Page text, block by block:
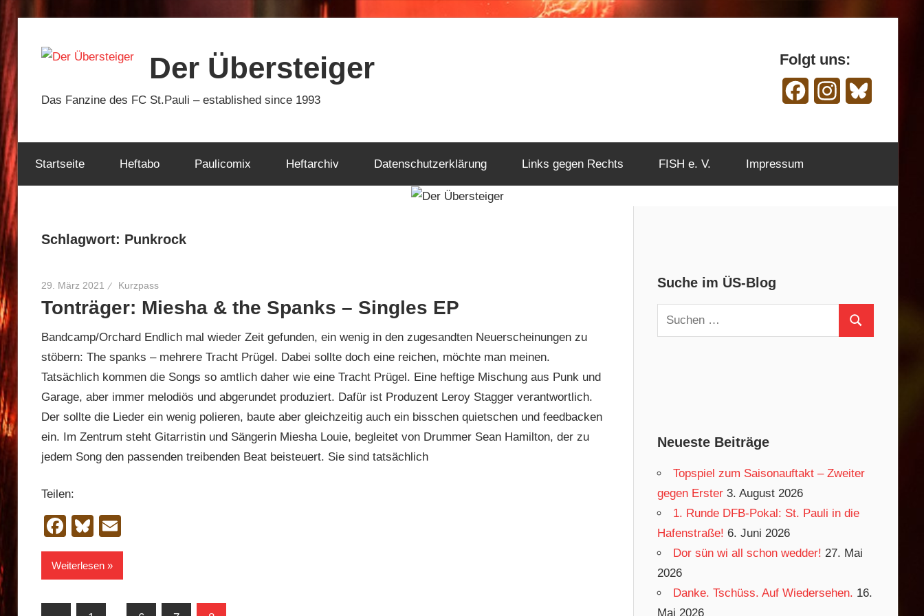
Inhalt
Der Übersteiger
Das Fanzine des FC St.Pauli – established since 1993
Folgt uns:
FacebookInstagram
Startseite Heftabo Paulicomix Heftarchiv Datenschutzerklärung Links gegen Rechts FISH e. V. Impressum
Schlagwort: Punkrock
29. März 2021 Kurzpass
Tonträger: Miesha & the Spanks – Singles EP
Bandcamp/Orchard Endlich mal wieder Zeit gefunden, ein wenig in den zugesandten Neuerscheinungen zu
stöbern: The spanks – mehrere Tracht Prügel. Dabei sollte doch eine reichen, möchte man meinen.
Tatsächlich kommen die Songs so amtlich daher wie eine Tracht Prügel. Eine heftige Mischung aus Punk und
Garage, aber immer melodiös und abgerundet produziert. Dafür ist Produzent Leroy Stagger verantwortlich.
Der sollte die Lieder ein wenig polieren, baute aber gleichzeitig auch ein bisschen quietschen und feedbacken
ein. Im Zentrum steht Gitarristin und Sängerin Miesha Louie, begleitet von Drummer Sean Hamilton, der zu
jedem Song den passenden treibenden Beat beisteuert. Sie sind tatsächlich
Teilen:
Facebook
Bluesky
Weiterlesen
Suche im ÜS-Blog
Suchen
nach:
Suchen
Neueste Beiträge
Topspiel zum Saisonauftakt – Zweiter
gegen Erster 3. August 2026
1. Runde DFB-Pokal: St. Pauli in die
Hafenstraße! 6. Juni 2026
Dor sün wi all schon wedder! 27. Mai
2026
Danke. Tschüss. Auf Wiedersehen. 16.
Mai 2026